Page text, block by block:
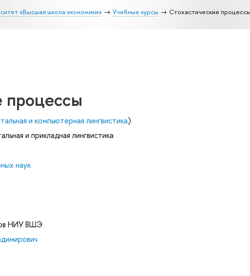
«Высшая школа экономики» Учебные курсы Стохастические процессы
процессы
и компьютерная лингвистика)
и прикладная лингвистика
наук
НИУ ВШЭ